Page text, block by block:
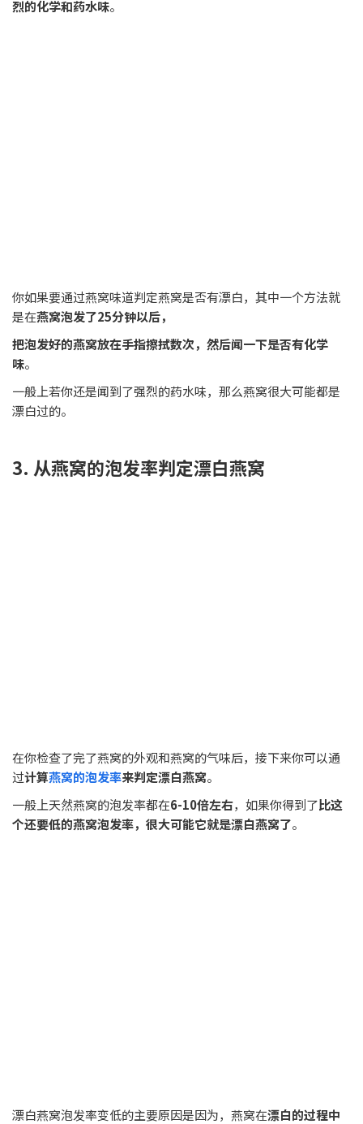
烈的化学和药水味。
你如果要通过燕窝味道判定燕窝是否有漂白，其中一个方法就
是在燕窝泡发了25分钟以后，
把泡发好的燕窝放在手指擦拭数次，然后闻一下是否有化学
味。
一般上若你还是闻到了强烈的药水味，那么燕窝很大可能都是
漂白过的。
3. 从燕窝的泡发率判定漂白燕窝
在你检查了完了燕窝的外观和燕窝的气味后，接下来你可以通
过计算燕窝的泡发率来判定漂白燕窝。
一般上天然燕窝的泡发率都在6-10倍左右，如果你得到了比这
个还要低的燕窝泡发率，很大可能它就是漂白燕窝了。
漂白燕窝泡发率变低的主要原因是因为，燕窝在漂白的过程中